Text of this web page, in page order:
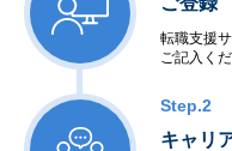
転職支援
ご記入くだ
Step.2
キャリ